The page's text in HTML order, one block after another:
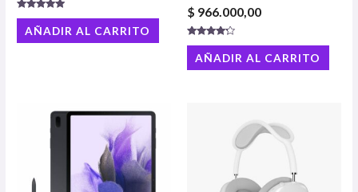
Valorado
con
4.94
de 5
AÑADIR AL CARRITO
$ 966.000,00
Valorado
con
4.00
de 5
AÑADIR AL CARRITO